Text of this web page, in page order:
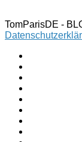
TomParisDE -